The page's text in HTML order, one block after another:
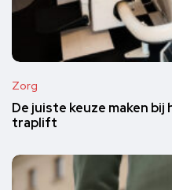
Zorg
De juiste keuze maken
traplift